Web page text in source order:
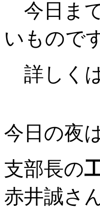
今日ま
いもので
詳しくは
今日の夜
支部長の
赤井誠さ